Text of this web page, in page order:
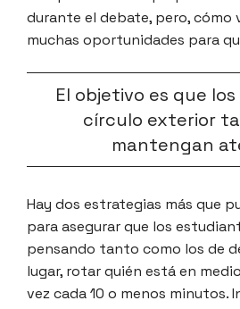
durante el debate, pero, cómo
muchas oportunidades para
El objetivo es que
círculo exterior
mantengan
Hay dos estrategias más que
para asegurar que los
pensando tanto como los de
lugar, rotar quién está en
vez cada 10 o menos minutos.